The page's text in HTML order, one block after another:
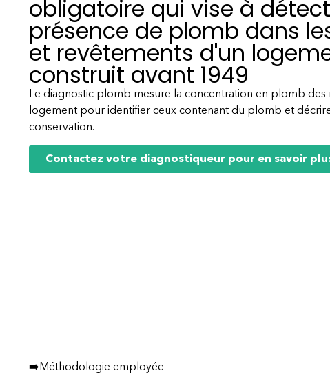
obligatoire qui vise à
présence de plomb dans
et revêtements d'un
construit avant 1949
Le diagnostic plomb mesure la concentration en plomb des
logement pour identifier ceux contenant du plomb et
conservation.
Contactez votre diagnostiqueur pour en savoir
➡️Méthodologie employée